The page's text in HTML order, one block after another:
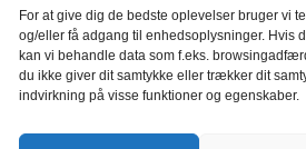
For at give dig de bedste oplevelser bruger vi
og/eller få adgang til enhedsoplysninger. Hvis
kan vi behandle data som f.eks.
du ikke giver dit samtykke eller trækker dit
indvirkning på visse funktioner og egenskaber.
DTM Privatlivspolitik